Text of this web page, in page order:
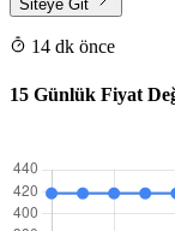
Siteye Git
14 dk önce
15 Günlük Fiyat